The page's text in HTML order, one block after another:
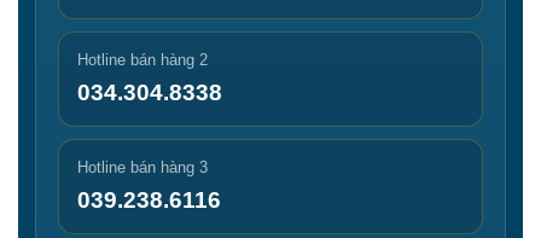
Hotline bán hàng 2
034.304.8338
Hotline bán hàng 3
039.238.6116